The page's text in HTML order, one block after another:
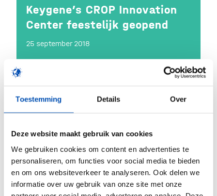
Toestemming Details Over
Deze website maakt gebruik van cookies
We gebruiken cookies om content en advertenties te
personaliseren, om functies voor social media te bieden
en om ons websiteverkeer te analyseren. Ook delen we
informatie over uw gebruik van onze site met onze
Keygene’s CROP Innovation
Center feestelijk geopend
25 september 2018
Third patient treated in
uniQure’s Phase IIb study
patients with Hemophilia B
24 september 2018